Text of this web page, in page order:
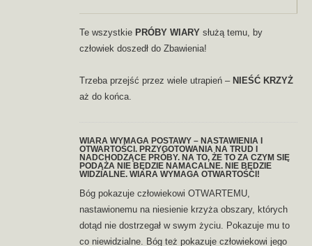
Te wszystkie PRÓBY WIARYsłużą temu, by
człowiek doszedł do Zbawienia!
Trzeba przejść przez wiele utrapień – NIEŚĆ KRZYŻ
aż do końca.
WIARA WYMAGA POSTAWY – NASTAWIENIA I
OTWARTOŚCI. PRZYGOTOWANIA NA TRUD I
NADCHODZĄCE PRÓBY. NA TO, ŻE TO ZA CZYM SIĘ
PODĄŻA NIE BĘDZIE NAMACALNE. NIE BĘDZIE
WIDZIALNE. WIARA WYMAGA OTWARTOŚCI!
Bóg pokazuje człowiekowi OTWARTEMU,
nastawionemu na niesienie krzyża obszary, których
dotąd nie dostrzegał w swym życiu. Pokazuje mu to
co niewidzialne. Bóg też pokazuje człowiekowi jego